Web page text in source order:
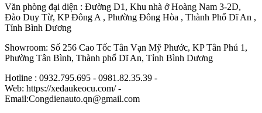
Văn phòng đại diện : Đường D1, Khu nhà ở Hoàng Nam 3-2D,
Đào Duy Từ, KP Đông A , Phường Đông Hòa , Thành Phố Dĩ An ,
Tỉnh Bình Dương
Showroom: Số 256 Cao Tốc Tân Vạn Mỹ Phước, KP Tân Phú 1,
Phường Tân Bình, Thành phố Dĩ An, Tỉnh Bình Dương
Hotline : 0932.795.695 - 0981.82.35.39 -
Web: https://xedaukeocu.com/ -
Email:Congdienauto.qn@gmail.com